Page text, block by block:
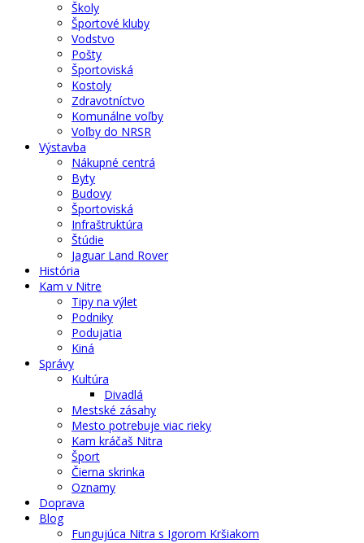
Školy
Športové kluby
Vodstvo
Pošty
Športoviská
Kostoly
Zdravotníctvo
Komunálne voľby
Voľby do NRSR
Výstavba
Nákupné centrá
Byty
Budovy
Športoviská
Infraštruktúra
Štúdie
Jaguar Land Rover
História
Kam v Nitre
Tipy na výlet
Podniky
Podujatia
Kiná
Správy
Kultúra
Divadlá
Mestské zásahy
Mesto potrebuje viac rieky
Kam kráčaš Nitra
Šport
Čierna skrinka
Oznamy
Doprava
Blog
Fungujúca Nitra s Igorom Kršiakom